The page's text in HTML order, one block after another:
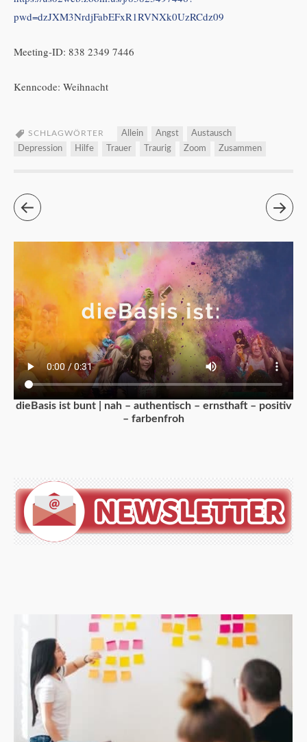
pwd=dzJXM3NrdjFabEFxR1RVNXk0UzRCdz09
Meeting-ID: 838 2349 7446
Kenncode: Weihnacht
SCHLAGWÖRTER Allein Angst
Austausch
Depression
Hilfe Trauer Traurig Zoom Zusammen
dieBasis ist bunt | nah – authentisch – ernsthaft – positiv
– farbenfroh